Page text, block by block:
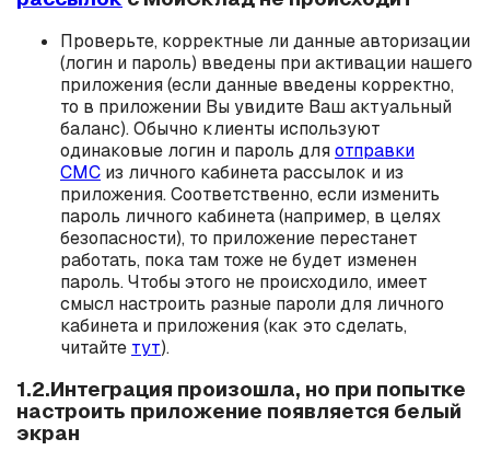
Проверьте, корректные ли данные авторизации
(логин и пароль) введены при активации нашего
приложения (если данные введены корректно,
то в приложении Вы увидите Ваш актуальный
баланс). Обычно клиенты используют
одинаковые логин и пароль дляотправки
СМС из личного кабинета рассылок и из
приложения. Соответственно, если изменить
пароль личного кабинета (например, в целях
безопасности), то приложение перестанет
работать, пока там тоже не будет изменен
пароль. Чтобы этого не происходило, имеет
смысл настроить разные пароли для личного
кабинета и приложения (как это сделать,
читайте тут).
1.2.Интеграция произошла, но при попытке
настроить приложение появляется белый
экран